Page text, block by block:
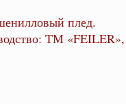
плед.
ТМ «FEILER»,